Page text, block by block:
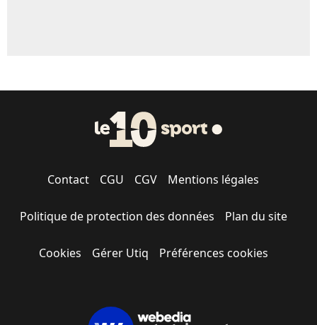
Contact CGU CGV Mentions légales
Politique de protection des données Plan du site
Cookies Gérer Utiq Préférences cookies